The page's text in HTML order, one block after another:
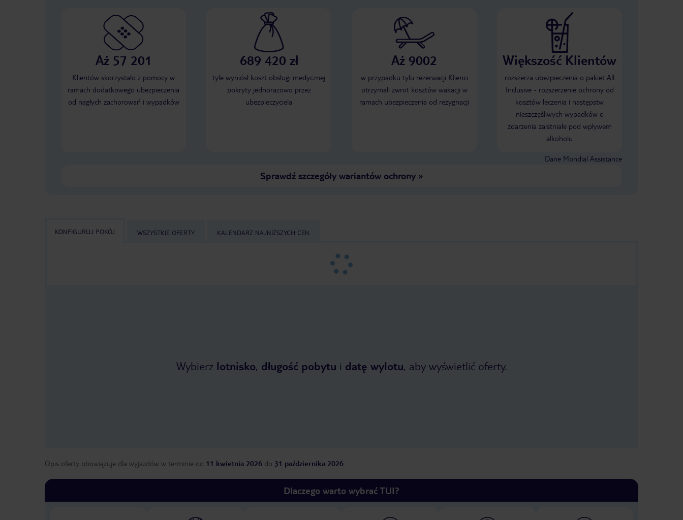
Aż 57 201
Klientów skorzystało z pomocy w
ramach dodatkowego ubezpieczenia
od nagłych zachorowań i wypadków
689 420 zł
tyle wyniósł koszt obsługi medycznej
pokryty jednorazowo przez
ubezpieczyciela
Aż 9002
w przypadku tylu rezerwacji Klienci
otrzymali zwrot kosztów wakacji w
ramach ubezpieczenia od rezygnacji
Większość Klientów
rozszerza ubezpieczenia o pakiet All
Inclusive - rozszerzenie ochrony od
kosztów leczenia i następstw
nieszczęśliwych wypadków o
zdarzenia zaistniałe pod wpływem
alkoholu
Dane Mondial Assistance
Sprawdź szczegóły wariantów ochrony»
KONFIGURUJ POKÓJ WSZYSTKIE OFERTY KALENDARZ NAJNIŻSZYCH CEN
Wybierz lotnisko, długość pobytu i datę wylotu, aby wyświetlić oferty.
Opis oferty obowiązuje dla wyjazdów w terminie od 11 kwietnia 2026 do 31 października 2026
Dlaczego warto wybrać TUI?